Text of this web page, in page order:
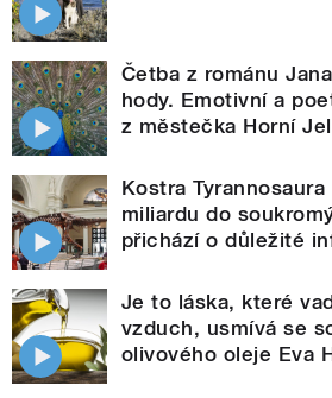
Četba z románu
hody. Emotivní a
z městečka Horní
Kostra
miliardu do
přichází o důležité
Je to láska, které
vzduch, usmívá se
olivového oleje Eva